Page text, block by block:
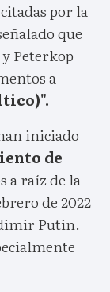
por la
que
Peterkop
a
iniciado
de
a raíz de la
de 2022
Putin.